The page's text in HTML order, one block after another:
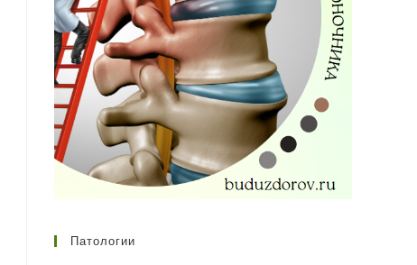
Патологии